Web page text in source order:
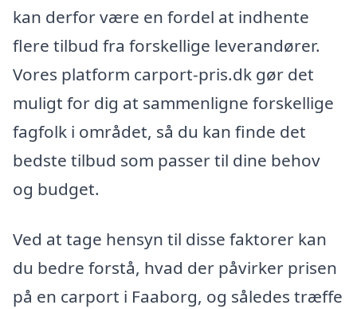
kan derfor være en fordel at indhente
flere tilbud fra forskellige leverandører.
Vores platform carport-pris.dk gør det
muligt for dig at sammenligne forskellige
fagfolk i området, så du kan finde det
bedste tilbud som passer til dine behov
og budget.
Ved at tage hensyn til disse faktorer kan
du bedre forstå, hvad der påvirker prisen
på en carport i Faaborg, og således træffe